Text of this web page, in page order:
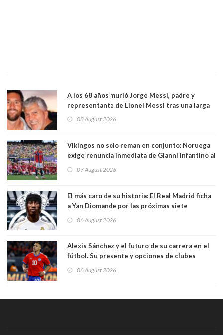
A los 68 años murió Jorge Messi, padre y
representante de Lionel Messi tras una larga
08 August 2026
Vikingos no solo reman en conjunto: Noruega
exige renuncia inmediata de Gianni Infantino al
07 August 2026
El más caro de su historia: El Real Madrid ficha
a Yan Diomande por las próximas siete
06 August 2026
Alexis Sánchez y el futuro de su carrera en el
fútbol. Su presente y opciones de clubes
06 August 2026